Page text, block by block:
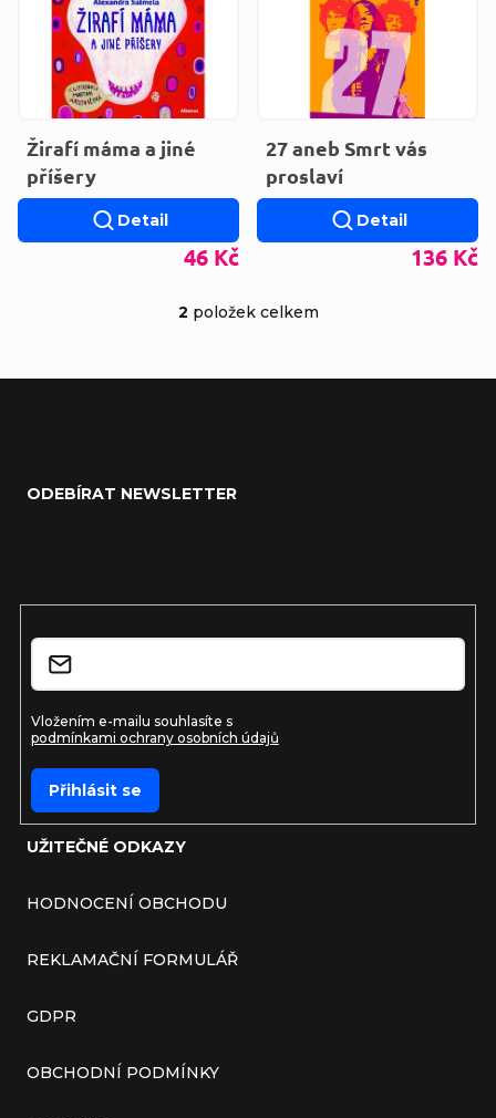
Žirafí máma a jiné
příšery
46 Kč
Detail
27 aneb Smrt vás
proslaví
136 Kč
Detail
2 položek celkem
UŽITEČNÉ ODKAZY
HODNOCENÍ OBCHODU
REKLAMAČNÍ FORMULÁŘ
GDPR
OBCHODNÍ PODMÍNKY
ODEBÍRAT NEWSLETTER
Vložením e-mailu souhlasíte s
podmínkami ochrany osobních údajů
Přihlásit se